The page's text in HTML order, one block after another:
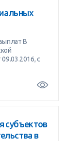
В
с
субъектов
в